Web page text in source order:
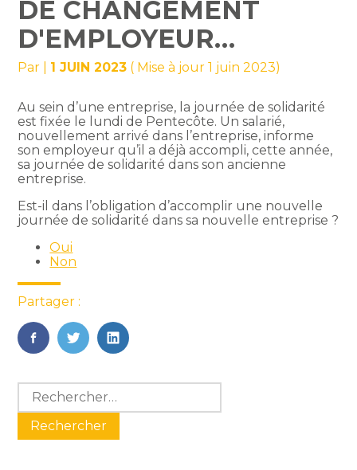
DE CHANGEMENT
D'EMPLOYEUR…
Par 1 JUIN 2023 ( Mise à jour 1 juin 2023)
Au sein d’une entreprise, la journée de solidarité
est fixée le lundi de Pentecôte. Un salarié,
nouvellement arrivé dans l’entreprise, informe
son employeur qu’il a déjà accompli, cette année,
sa journée de solidarité dans son ancienne
entreprise.
Est-il dans l’obligation d’accomplir une nouvelle
journée de solidarité dans sa nouvelle entreprise ?
Oui
Non
Partager :
FaceBook
TwitterLinkedIn
Blog
sidebar
Rechercher :